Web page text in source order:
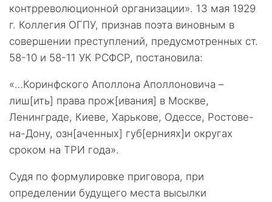
контрреволюционной организации». 13 мая 1929
г. Коллегия ОГПУ, признав поэта виновным в
совершении преступлений, предусмотренных ст.
58-10 и 58-11 УК РСФСР, постановила:
«…Коринфского Аполлона Аполлоновича –
лиш[ить] права прож[ивания] в Москве,
Ленинграде, Киеве, Харькове, Одессе, Ростове-
на-Дону, озн[аченных] губ[ерниях]и округах
сроком на ТРИ года».
Судя по формулировке приговора, при
определении будущего места высылки